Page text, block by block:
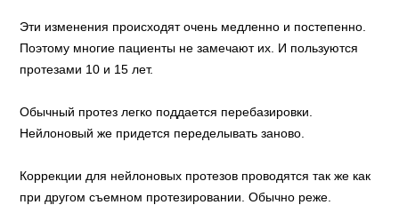
Эти изменения происходят очень медленно и постепенно.
Поэтому многие пациенты не замечают их. И пользуются
протезами 10 и 15 лет.
Обычный протез легко поддается перебазировки.
Нейлоновый же придется переделывать заново.
Коррекции для нейлоновых протезов проводятся так же как
при другом съемном протезировании. Обычно реже.